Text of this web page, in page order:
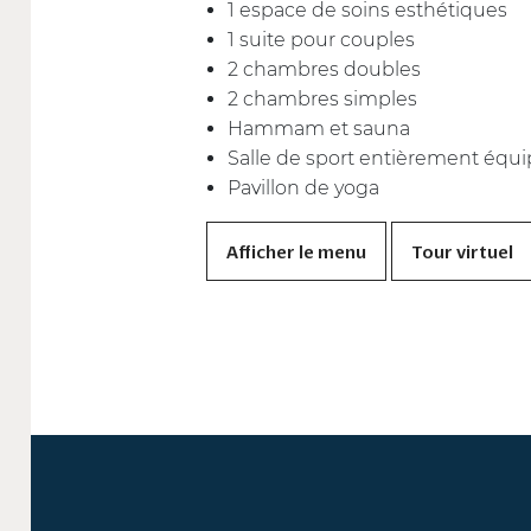
1 espace de soins esthétiques
1 suite pour couples
2 chambres doubles
2 chambres simples
Hammam et sauna
Salle de sport entièrement équipée
Pavillon de yoga
Afficher le menu Tour virtuel